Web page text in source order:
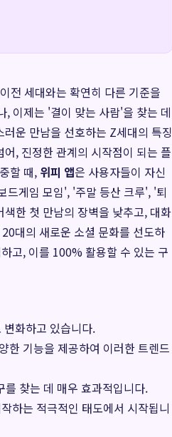
전 세대와는 확연히 다른 기준을
, 이제는 '결이 맞는 사람'을 찾는 데
운 만남을 선호하는 Z세대의 특징
, 진정한 관계의 시작점이 되는 플
할 때, 위피 앱은 사용자들이 자신
드게임 모임', '주말 등산 크루', '퇴
색한 첫 만남의 장벽을 낮추고, 대화
대의 새로운 소셜 문화를 선도하
고, 이를 100% 활용할 수 있는 구
화하고 있습니다.
한 기능을 제공하여 이러한 트렌드
찾는 데 매우 효과적입니다.
하는 적극적인 태도에서 시작됩니